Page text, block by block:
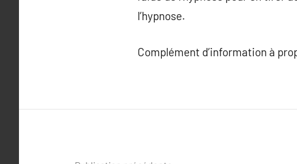
l’hypnose.
Complément d’information à